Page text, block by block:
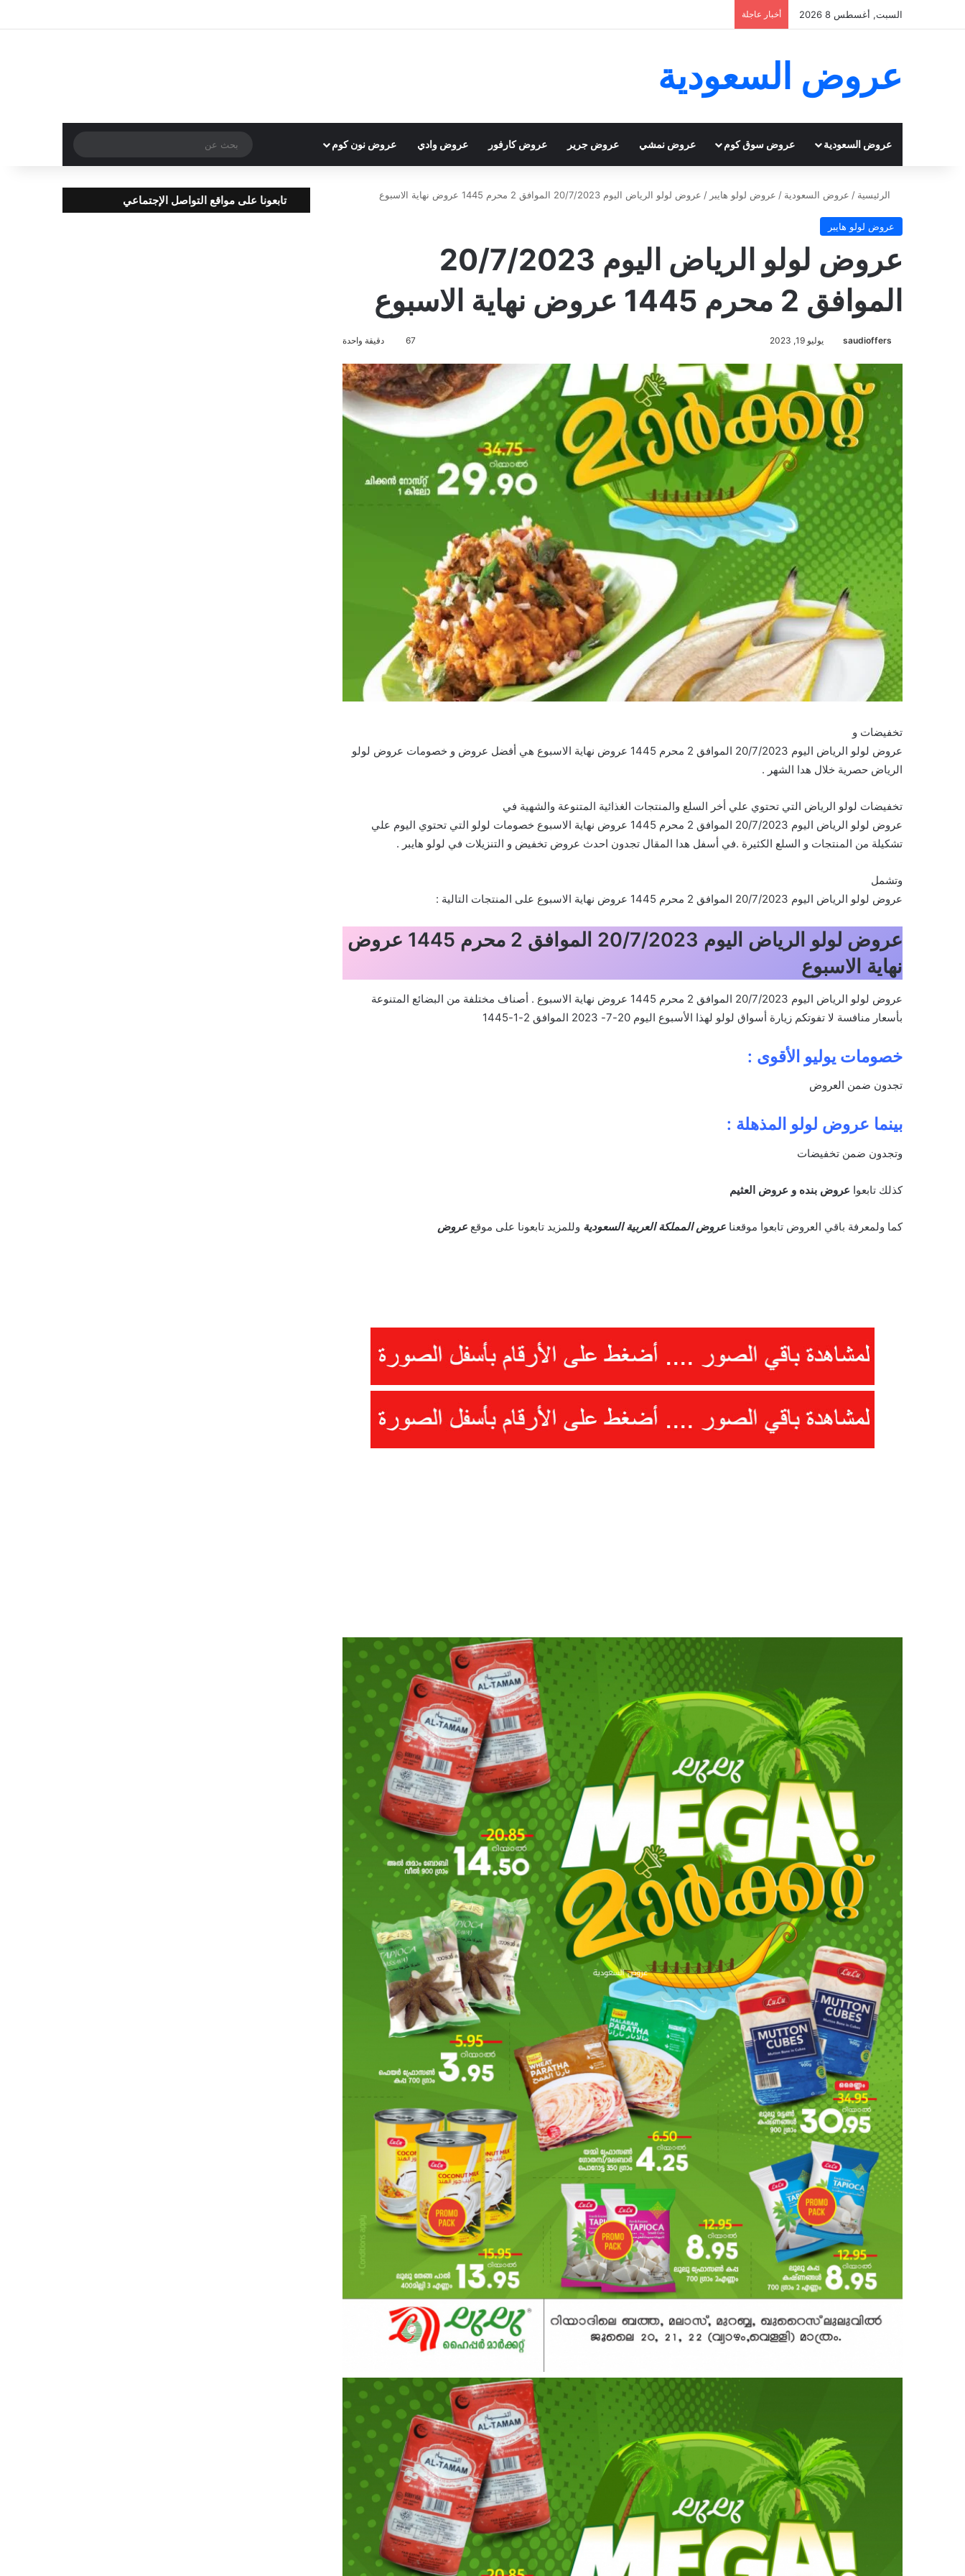
السبت, أغسطس 8 2026 أخبار عاجلة
عروض السعودية
عروض السعودية عروض سوق كوم عروض نمشي عروض جرير عروض كارفور عروض وادي عروض نون كوم
عن
الرئيسية / عروض السعودية / عروض لولو هايبر / عروض لولو الرياض اليوم 20/7/2023 الموافق 2 محرم 1445 عروض نهاية الاسبوع
عروض لولو هايبر
عروض لولو الرياض اليوم 20/7/2023
الموافق 2 محرم 1445 عروض نهاية الاسبوع
saudioffers يوليو 19, 2023 67 دقيقة واحدة
تخفيضات و
عروض لولو الرياض اليوم 20/7/2023 الموافق 2 محرم 1445 عروض نهاية الاسبوع هي أفضل عروض و خصومات عروض لولو
الرياض حصرية خلال هدا الشهر .
تخفيضات لولو الرياض التي تحتوي علي أخر السلع والمنتجات الغذائية المتنوعة والشهية في
عروض لولو الرياض اليوم 20/7/2023 الموافق 2 محرم 1445 عروض نهاية الاسبوع خصومات لولو التي تحتوي اليوم علي
تشكيلة من المنتجات و السلع الكثيرة .في أسفل هدا المقال تجدون احدث عروض تخفيض و التنزيلات في لولو هايبر .
وتشمل
عروض لولو الرياض اليوم 20/7/2023 الموافق 2 محرم 1445 عروض نهاية الاسبوع على المنتجات التالية :
عروض لولو الرياض اليوم 20/7/2023 الموافق 2 محرم 1445 عروض
نهاية الاسبوع
عروض لولو الرياض اليوم 20/7/2023 الموافق 2 محرم 1445 عروض نهاية الاسبوع . أصناف مختلفة من البضائع المتنوعة
بأسعار منافسة لا تفوتكم زيارة أسواق لولو لهذا الأسبوع اليوم 20-7- 2023 الموافق 2-1-1445
خصومات يوليو الأقوى :
تجدون ضمن العروض
بينما عروض لولو المذهلة :
وتجدون ضمن تخفيضات
كذلك تابعوا عروض بنده و عروض العثيم
كما ولمعرفة باقي العروض تابعوا موقعنا عروض المملكة العربية السعودية وللمزيد تابعونا على موقع عروض
تابعونا على مواقع التواصل الإجتماعي